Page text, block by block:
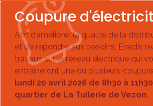
Coupure
Afin d’améliorer la qualité de la
et de répondre aux besoins, Enedis
travaux sur le réseau électrique qui
entraîneront une ou plusieurs
lundi 20 avril 2026 de 8h30 à
quartier de La Tuilerie de Vezon.